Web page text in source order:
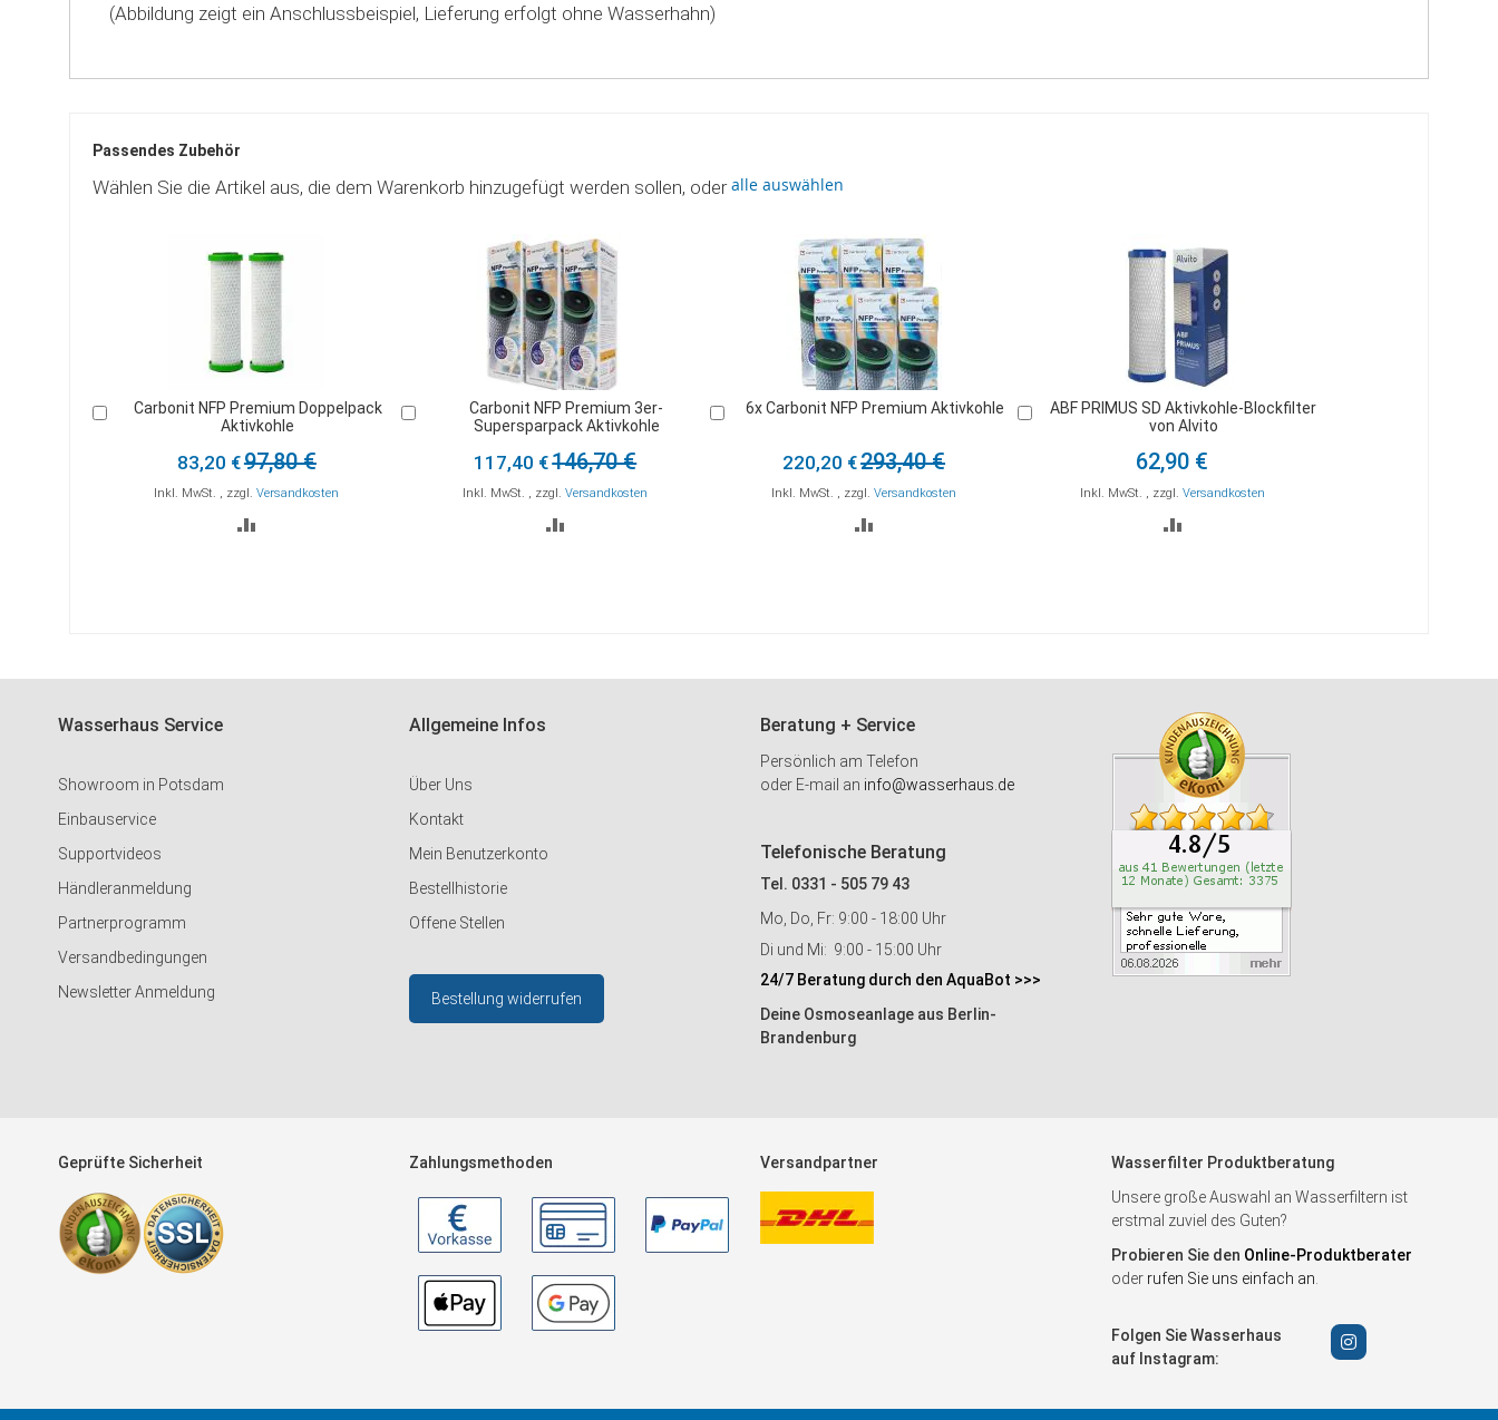
(Abbildung zeigt ein Anschlussbeispiel, Lieferung erfolgt ohne Wasserhahn)
Passendes Zubehör
Wählen Sie die Artikel aus, die dem Warenkorb hinzugefügt werden sollen, oderalle auswählen
Carbonit NFP Premium Doppelpack
Aktivkohle
83,20 €97,80 €
Inkl. MwSt. , zzgl.Versandkosten
Carbonit NFP Premium 3er-
Supersparpack Aktivkohle
117,40 €146,70 €
Inkl. MwSt. , zzgl.Versandkosten
6x Carbonit NFP Premium Aktivkohle
220,20 €293,40 €
Inkl. MwSt. , zzgl.Versandkosten
ABF PRIMUS SD Aktivkohle-Blockfilter
von Alvito
62,90 €
Inkl. MwSt. , zzgl. Versandkosten
ZUR
Wasserhaus Service
Showroom in Potsdam
Einbauservice
Supportvideos
Händleranmeldung
Partnerprogramm
Versandbedingungen
Newsletter Anmeldung
Allgemeine Infos
Über Uns
Kontakt
Mein Benutzerkonto
Bestellhistorie
Offene Stellen
Bestellung widerrufen
Beratung + Service
Persönlich am Telefon
oder E-mail an info@wasserhaus.de
Telefonische Beratung
Tel. 0331 - 505 79 43
Mo, Do, Fr: 9:00 - 18:00 Uhr
Di und Mi: 9:00 - 15:00 Uhr
24/7 Beratung durch den AquaBot >>>
Deine Osmoseanlage aus Berlin-
Brandenburg
Geprüfte Sicherheit Zahlungsmethoden Versandpartner
Wasserfilter Produktberatung
Unsere große Auswahl an Wasserfiltern ist
erstmal zuviel des Guten?
Probieren Sie den Online-Produktberater
oder rufen Sie uns einfach an
Folgen Sie Wasserhaus
auf Instagram: